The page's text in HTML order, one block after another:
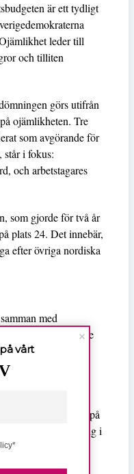
är ett tydligt
leder till
och tilliten
görs utifrån
ojämlikheten. Tre
som avgörande för
står i fokus:
och arbetstagares
som gjorde för två år
plats 24. Det innebär,
efter övriga nordiska
med
har under de
de rikaste och
mest utsatta. Det
rikaste.
också backat på
vilket visar sig i
i skolan.
vårt